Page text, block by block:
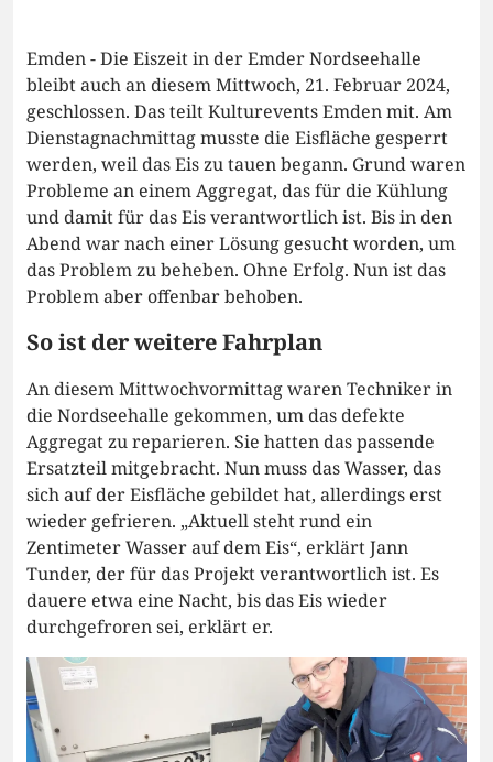
Emden - Die Eiszeit in der Emder Nordseehalle
bleibt auch an diesem Mittwoch, 21. Februar 2024,
geschlossen. Das teilt Kulturevents Emden mit. Am
Dienstagnachmittag musste die Eisfläche gesperrt
werden, weil das Eis zu tauen begann. Grund waren
Probleme an einem Aggregat, das für die Kühlung
und damit für das Eis verantwortlich ist. Bis in den
Abend war nach einer Lösung gesucht worden, um
das Problem zu beheben. Ohne Erfolg. Nun ist das
Problem aber offenbar behoben.
So ist der weitere Fahrplan
An diesem Mittwochvormittag waren Techniker in
die Nordseehalle gekommen, um das defekte
Aggregat zu reparieren. Sie hatten das passende
Ersatzteil mitgebracht. Nun muss das Wasser, das
sich auf der Eisfläche gebildet hat, allerdings erst
wieder gefrieren. „Aktuell steht rund ein
Zentimeter Wasser auf dem Eis“, erklärt Jann
Tunder, der für das Projekt verantwortlich ist. Es
dauere etwa eine Nacht, bis das Eis wieder
durchgefroren sei, erklärt er.